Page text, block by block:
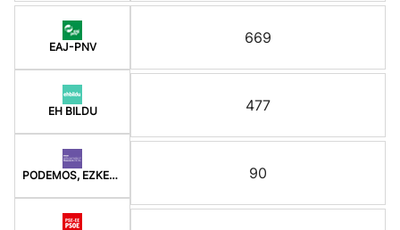
EAJ-PNV
EH BILDU
PODEMOS, EZKER ANITZ
669
477
90